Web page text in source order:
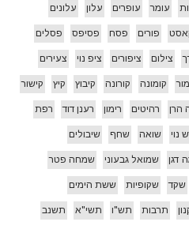
עומר עופרים עלון עלונים
פורים פסח פסיפס פסלים
צילום ציפורים ציפ נוי צעירים
קומונה קורונה קיבוץ קיץ קישור
הרן רהיטים רימון רענן דוד רפת
נוי שואה שחף שיבולים
דגן שמואל גבעוני שמחה פטר
שקד שקופיות ששת הימים
תרבות תש"ו תשי"א תשנב